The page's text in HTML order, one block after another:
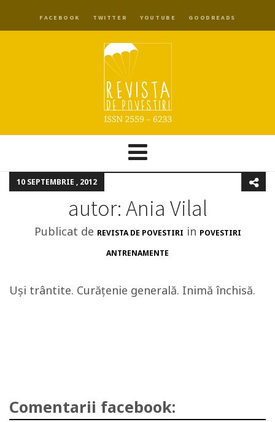
FACEBOOK TWITTER YOUTUBE GOODREADS
10 SEPTEMBRIE , 2012
autor: Ania Vilal
Publicat de REVISTA DE POVESTIRI in POVESTIRI
ANTRENAMENTE
Uşi trântite. Curăţenie generală. Inimă închisă.
Comentarii facebook: